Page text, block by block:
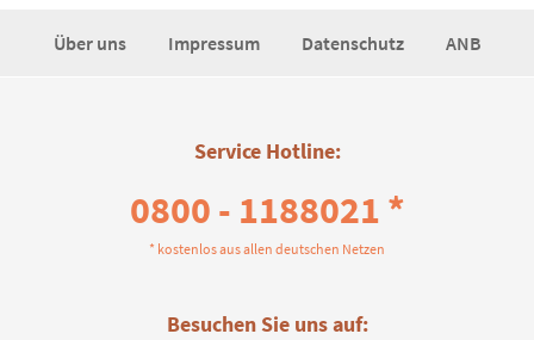
Über uns Impressum Datenschutz ANB
Service Hotline:
0800 - 1188021 *
* kostenlos aus allen deutschen Netzen
Besuchen Sie uns auf: